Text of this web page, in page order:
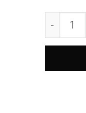
2023